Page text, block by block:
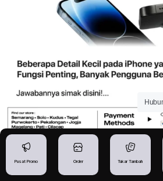
Beberapa Detail Kecil pada
Punya Fungsi Penting, Banyak
Pusat Promo Order Tukar Tambah